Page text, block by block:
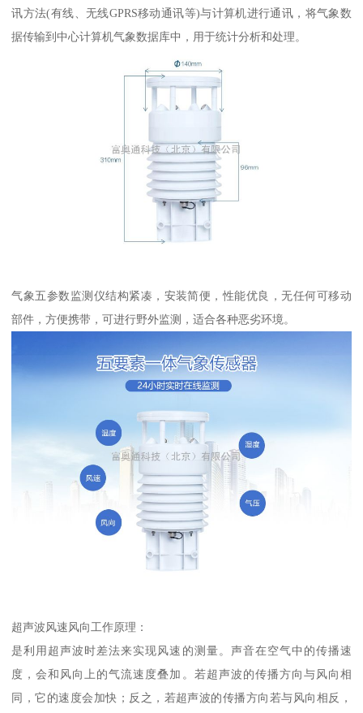
讯方法(有线、无线GPRS移动通讯等)与计算机进行通讯，将气象数
据传输到中心计算机气象数据库中，用于统计分析和处理。
气象五参数监测仪结构紧凑，安装简便，性能优良，无任何可移动
部件，方便携带，可进行野外监测，适合各种恶劣环境。
超声波风速风向工作原理：
是利用超声波时差法来实现风速的测量。声音在空气中的传播速
度，会和风向上的气流速度叠加。若超声波的传播方向与风向相
同，它的速度会加快；反之，若超声波的传播方向若与风向相反，